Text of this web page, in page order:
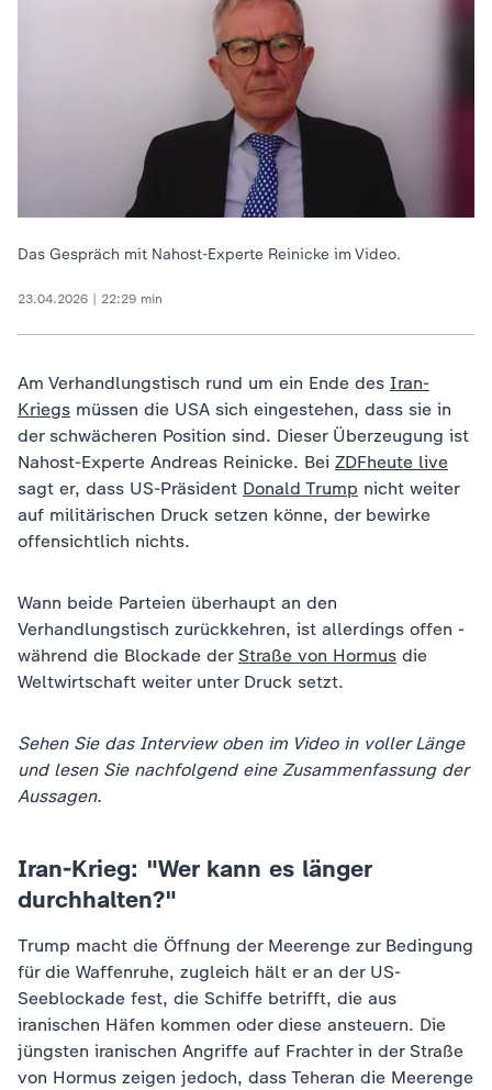
Das Gespräch mit Nahost-Experte Reinicke im Video.
23.04.2026 | 22:29 min
Am Verhandlungstisch rund um ein Ende des Iran-
Kriegs müssen die USA sich eingestehen, dass sie in
der schwächeren Position sind. Dieser Überzeugung ist
Nahost-Experte Andreas Reinicke. Bei ZDFheute live
sagt er, dass US-Präsident Donald Trump nicht weiter
auf militärischen Druck setzen könne, der bewirke
offensichtlich nichts.
Wann beide Parteien überhaupt an den
Verhandlungstisch zurückkehren, ist allerdings offen -
während die Blockade der Straße von Hormus die
Weltwirtschaft weiter unter Druck setzt.
Sehen Sie das Interview oben im Video in voller Länge
und lesen Sie nachfolgend eine Zusammenfassung der
Aussagen.
Iran-Krieg: "Wer kann es länger
durchhalten?"
Trump macht die Öffnung der Meerenge zur Bedingung
für die Waffenruhe, zugleich hält er an der US-
Seeblockade fest, die Schiffe betrifft, die aus
iranischen Häfen kommen oder diese ansteuern. Die
jüngsten iranischen Angriffe auf Frachter in der Straße
von Hormus zeigen jedoch, dass Teheran die Meerenge